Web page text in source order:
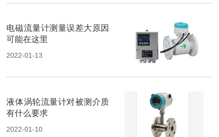
电磁流量计测量误差大原因
可能在这里
2022-01-13
液体涡轮流量计对被测介质
有什么要求
2022-01-10